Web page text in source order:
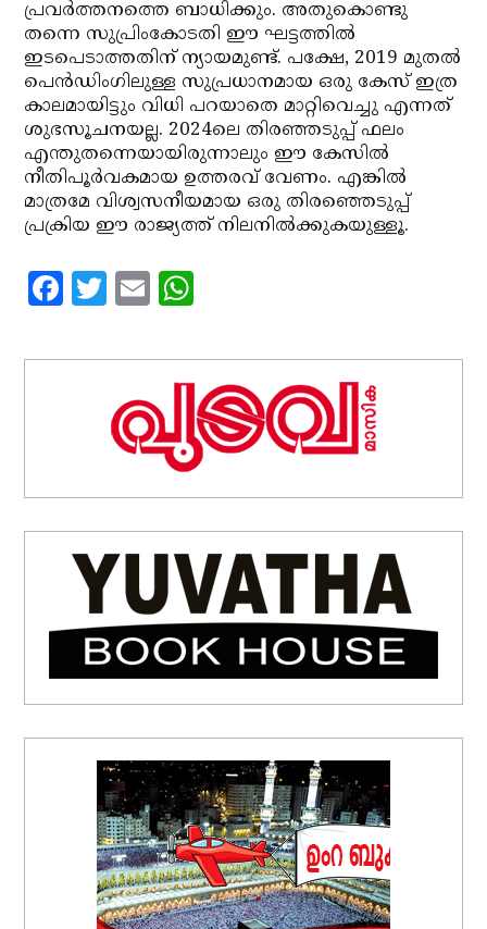
പ്രവര്‍ത്തനത്തെ ബാധിക്കും. അതുകൊണ്ടു
തന്നെ സുപ്രിംകോടതി ഈ ഘട്ടത്തില്‍
ഇടപെടാത്തതിന് ന്യായമുണ്ട്. പക്ഷേ, 2019 മുതല്‍
പെന്‍ഡിംഗിലുള്ള സുപ്രധാനമായ ഒരു കേസ് ഇത്ര
കാലമായിട്ടും വിധി പറയാതെ മാറ്റിവെച്ചു എന്നത്
ശുഭസൂചനയല്ല. 2024ലെ തിരഞ്ഞടുപ്പ് ഫലം
എന്തുതന്നെയായിരുന്നാലും ഈ കേസില്‍
നീതിപൂര്‍വകമായ ഉത്തരവ് വേണം. എങ്കില്‍
മാത്രമേ വിശ്വസനീയമായ ഒരു തിരഞ്ഞെടുപ്പ്
പ്രക്രിയ ഈ രാജ്യത്ത് നിലനില്‍ക്കുകയുള്ളൂ.
Facebook
Twitter
Email